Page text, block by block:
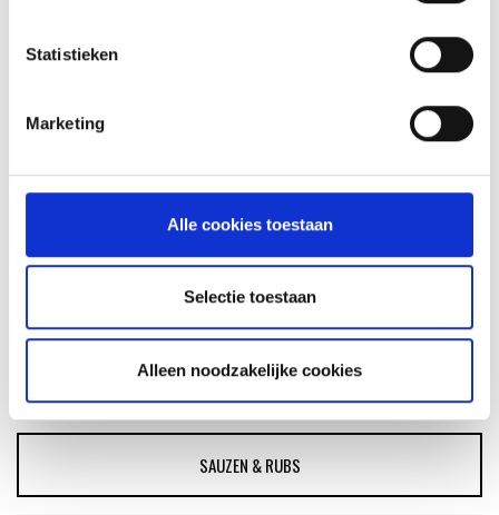
Statistieken
Marketing
Alle cookies toestaan
Selectie toestaan
Alleen noodzakelijke cookies
ASSORTIMENT
BARBECUE'S
ACCESSOIRES
SAUZEN & RUBS